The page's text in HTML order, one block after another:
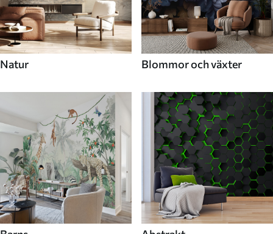
Natur Blommor och växter